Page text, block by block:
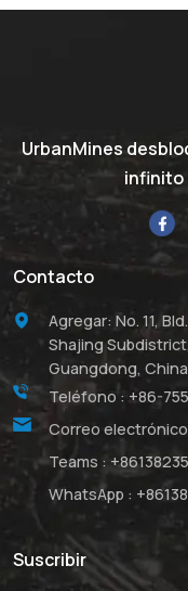
UrbanMines
infinito
Contacto
Agregar: No. 11,
Shajing
Guangdong, China
Teléfono : +86-
Correo
Teams :
WhatsApp :
Suscribir